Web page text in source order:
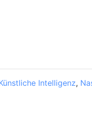
Intelligenz,